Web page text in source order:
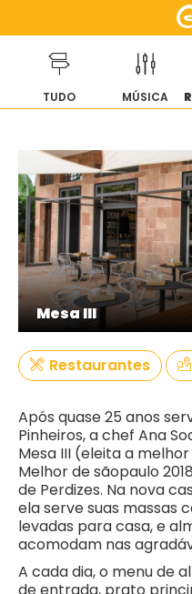
para
o
conteúdo
TUDO MÚSICA
Mesa III
Restaurantes
Após quase 25 anos
Pinheiros, a chef Ana
Mesa III (eleita a
Melhor de sãopaulo
de Perdizes. Na nova
ela serve suas massas
levadas para casa, e
acomodam nas
A cada dia, o menu de